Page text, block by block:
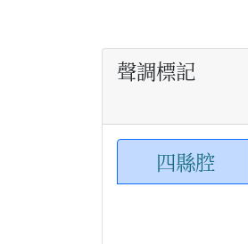
聲調標記
四縣腔